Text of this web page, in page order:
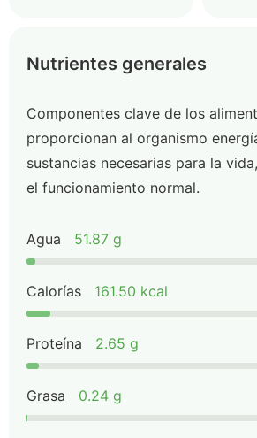
Nutrientes generales
Componentes clave de los
proporcionan al organismo
sustancias necesarias para la
el funcionamiento normal.
Agua 51.87 g
Calorías 161.50 kcal
Proteína 2.65 g
Grasa 0.24 g